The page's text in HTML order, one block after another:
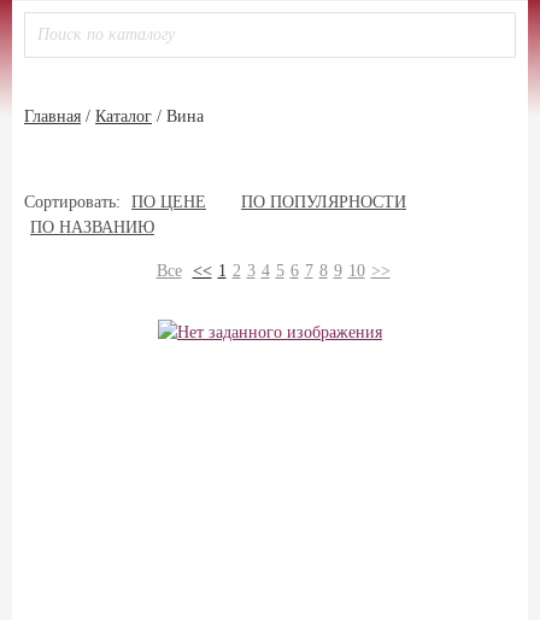
Главная / Каталог / Вина
Сортировать: ПО ЦЕНЕ
ПО ПОПУЛЯРНОСТИ
ПО НАЗВАНИЮ
Все << 1 2 3 4 5 6 7 8 9 10 >>